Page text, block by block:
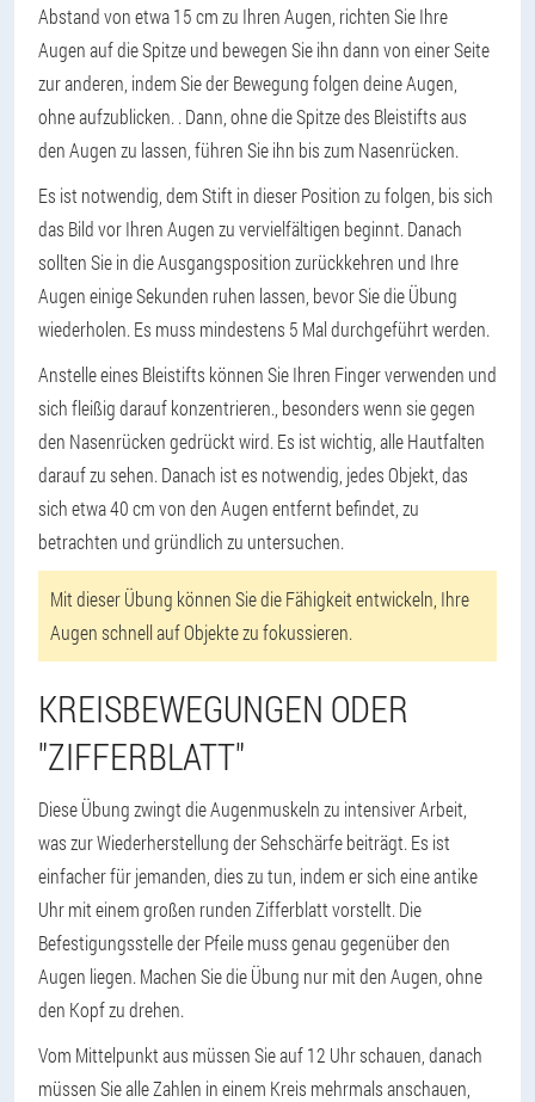
Abstand von etwa 15 cm zu Ihren Augen, richten Sie Ihre
Augen auf die Spitze und bewegen Sie ihn dann von einer Seite
zur anderen, indem Sie der Bewegung folgen deine Augen,
ohne aufzublicken. . Dann, ohne die Spitze des Bleistifts aus
den Augen zu lassen, führen Sie ihn bis zum Nasenrücken.
Es ist notwendig, dem Stift in dieser Position zu folgen, bis sich
das Bild vor Ihren Augen zu vervielfältigen beginnt. Danach
sollten Sie in die Ausgangsposition zurückkehren und Ihre
Augen einige Sekunden ruhen lassen, bevor Sie die Übung
wiederholen. Es muss mindestens 5 Mal durchgeführt werden.
Anstelle eines Bleistifts können Sie Ihren Finger verwenden und
sich fleißig darauf konzentrieren. , besonders wenn sie gegen
den Nasenrücken gedrückt wird. Es ist wichtig, alle Hautfalten
darauf zu sehen. Danach ist es notwendig, jedes Objekt, das
sich etwa 40 cm von den Augen entfernt befindet, zu
betrachten und gründlich zu untersuchen.
Mit dieser Übung können Sie die Fähigkeit entwickeln, Ihre
Augen schnell auf Objekte zu fokussieren.
KREISBEWEGUNGEN ODER
"ZIFFERBLATT"
Diese Übung zwingt die Augenmuskeln zu intensiver Arbeit,
was zur Wiederherstellung der Sehschärfe beiträgt. Es ist
einfacher für jemanden, dies zu tun, indem er sich eine antike
Uhr mit einem großen runden Zifferblatt vorstellt. Die
Befestigungsstelle der Pfeile muss genau gegenüber den
Augen liegen. Machen Sie die Übung nur mit den Augen, ohne
den Kopf zu drehen.
Vom Mittelpunkt aus müssen Sie auf 12 Uhr schauen, danach
müssen Sie alle Zahlen in einem Kreis mehrmals anschauen,